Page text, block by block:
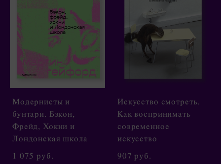
Модернисты и
бунтари. Бэкон,
Фрейд, Хокни и
Лондонская школа
1 075 pуб.
Искусство смотреть.
Как воспринимать
современное
искусство
907 pуб.